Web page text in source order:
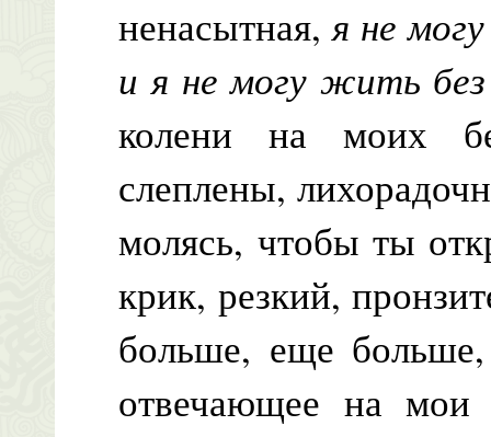
ненасытная,я не
и я не могу жить
колени на моих
слеплены,
молясь, чтобы ты
крик, резкий,
больше, еще
отвечающее на